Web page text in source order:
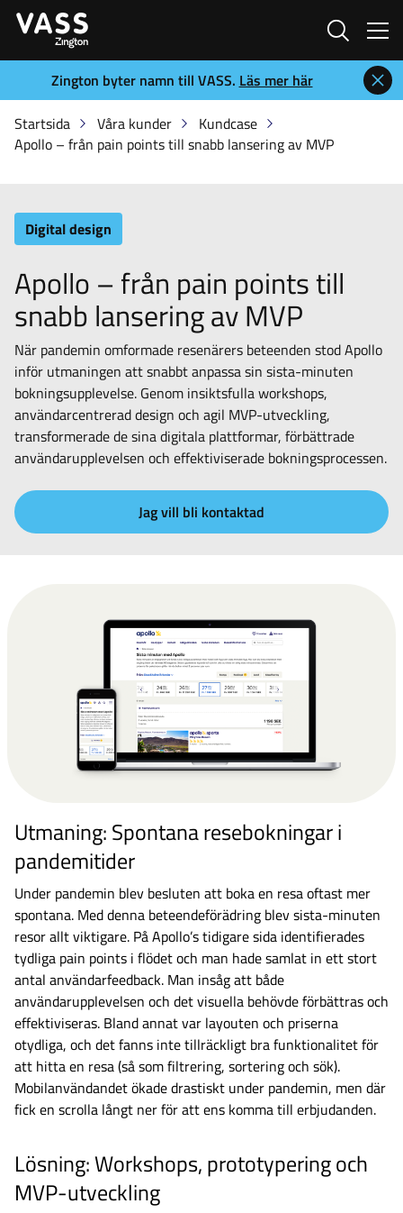
Sök
Zington byter namn till VASS. Läs mer här
Startsida
Våra kunder
Kundcase
Apollo – från pain points till snabb lansering av MVP
Digital design
Apollo – från pain points till
snabb lansering av MVP
När pandemin omformade resenärers beteenden stod Apollo
inför utmaningen att snabbt anpassa sin sista-minuten
bokningsupplevelse. Genom insiktsfulla workshops,
användarcentrerad design och agil MVP-utveckling,
transformerade de sina digitala plattformar, förbättrade
användarupplevelsen och effektiviserade bokningsprocessen.
Jag vill bli kontaktad
Utmaning: Spontana resebokningar i
pandemitider
Under pandemin blev besluten att boka en resa oftast mer
spontana. Med denna beteendeförädring blev sista-minuten
resor allt viktigare. På Apollo’s tidigare sida identifierades
tydliga pain points i flödet och man hade samlat in ett stort
antal användarfeedback. Man insåg att både
användarupplevelsen och det visuella behövde förbättras och
effektiviseras. Bland annat var layouten och priserna
otydliga, och det fanns inte tillräckligt bra funktionalitet för
att hitta en resa (så som filtrering, sortering och sök).
Mobilanvändandet ökade drastiskt under pandemin, men där
fick en scrolla långt ner för att ens komma till erbjudanden.
Lösning: Workshops, prototypering och
MVP-utveckling